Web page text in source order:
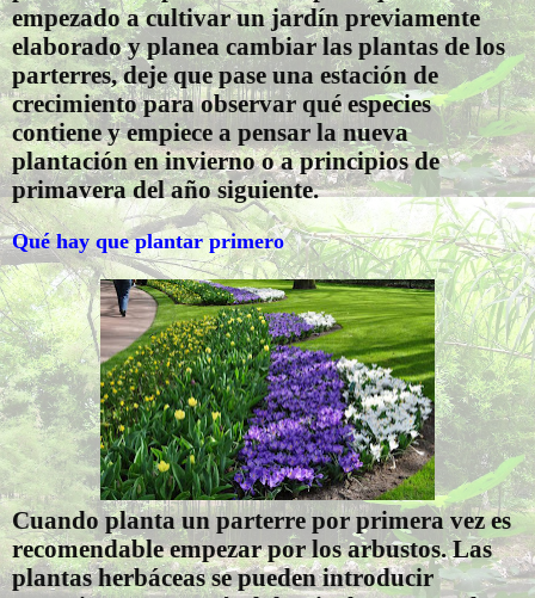
empezado a cultivar un jardín previamente
elaborado y planea cambiar las plantas de los
parterres, deje que pase una estación de
crecimiento para observar qué especies
contiene y empiece a pensar la nueva
plantación en invierno o a principios de
primavera del año siguiente.
Qué hay que plantar primero
Cuando planta un parterre por primera vez es
recomendable empezar por los arbustos. Las
plantas herbáceas se pueden introducir